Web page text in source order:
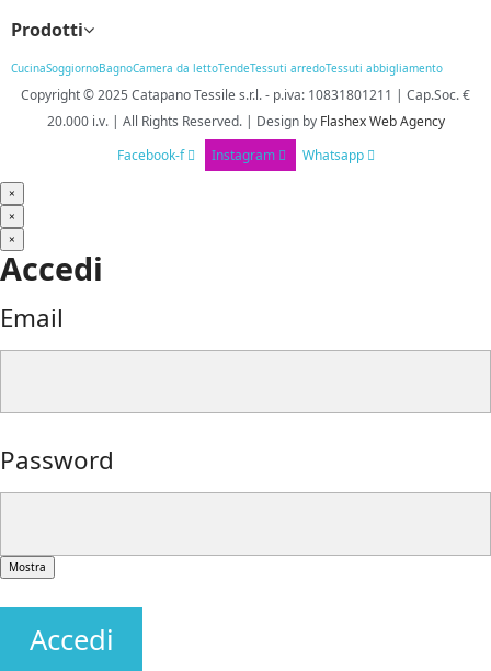
Prodotti
CucinaSoggiornoBagnoCamera da lettoTendeTessuti arredoTessuti abbigliamento
Copyright © 2025 Catapano Tessile s.r.l.- p.iva: 10831801211 | Cap.Soc. €
20.000 i.v. | All Rights Reserved. | Designby Flashex Web Agency
Facebook-f
Instagram Whatsapp
×
×
×
Accedi
Email
Password
Mostra
Accedi